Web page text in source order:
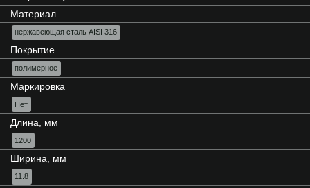
Материал
нержавеющая сталь AISI 316
Покрытие
полимерное
Маркировка
Нет
Длина, мм
1200
Ширина, мм
11.8